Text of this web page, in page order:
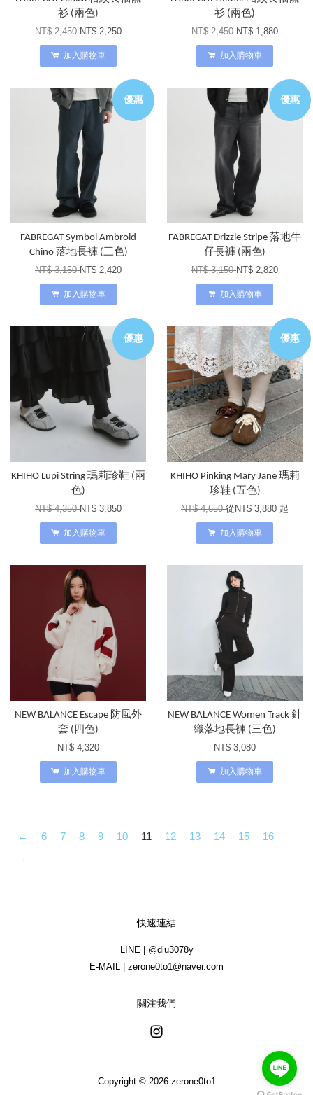
衫 (兩色)
NT$ 2,450NT$ 2,250
加入購物車
衫 (兩色)
NT$ 2,450NT$ 1,880
加入購物車
優惠
FABREGAT Symbol Ambroid
Chino 落地長褲 (三色)
NT$ 3,150NT$ 2,420
加入購物車
優惠
FABREGAT Drizzle Stripe 落地牛
仔長褲 (兩色)
NT$ 3,150NT$ 2,820
加入購物車
優惠
KHIHO Lupi String 瑪莉珍鞋 (兩
色)
NT$ 4,350NT$ 3,850
加入購物車
優惠
KHIHO Pinking Mary Jane 瑪莉
珍鞋 (五色)
NT$ 4,650從 NT$ 3,880 起
加入購物車
NEW BALANCE Escape 防風外
套 (四色)
NT$ 4,320
加入購物車
NEW BALANCE Women Track 針
織落地長褲 (三色)
NT$ 3,080
加入購物車
← 6 7 8 9 10 11 12 13 14 15
16
→
快速連結
LINE | @diu3078y
E-MAIL | zerone0to1@naver.com
關注我們
Copyright © 2026 zerone0to1